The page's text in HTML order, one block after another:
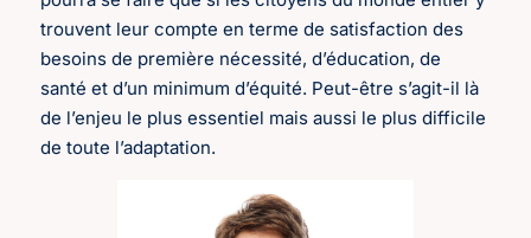
trouvent leur compte en terme de satisfaction des
besoins de première nécessité, d’éducation, de
santé et d’un minimum d’équité. Peut-être s’agit-il là
de l’enjeu le plus essentiel mais aussi le plus difficile
de toute l’adaptation.